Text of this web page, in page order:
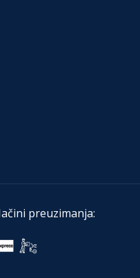
preuzimanja: